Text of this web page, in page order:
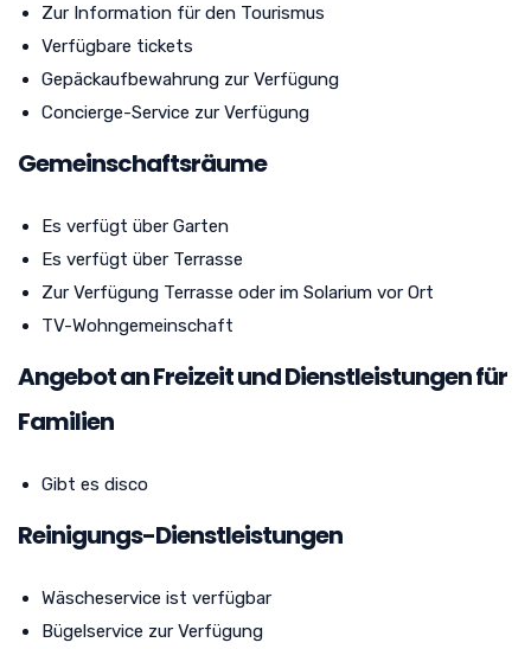
Zur Information für den Tourismus
Verfügbare tickets
Gepäckaufbewahrung zur Verfügung
Concierge-Service zur Verfügung
Gemeinschaftsräume
Es verfügt über Garten
Es verfügt über Terrasse
Zur Verfügung Terrasse oder im Solarium vor Ort
TV-Wohngemeinschaft
Angebot an Freizeit und Dienstleistungen für
Familien
Gibt es disco
Reinigungs-Dienstleistungen
Wäscheservice ist verfügbar
Bügelservice zur Verfügung